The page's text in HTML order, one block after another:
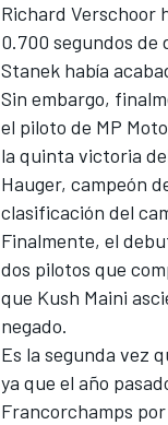
Richard Verschoor
0.700 segundos
Stanek había
Sin embargo,
el piloto de MP
la quinta victoria
Hauger, campeón
clasificación del
Finalmente, el
dos pilotos que
que Kush Maini
negado.
Es la segunda vez
ya que el año
Francorchamps